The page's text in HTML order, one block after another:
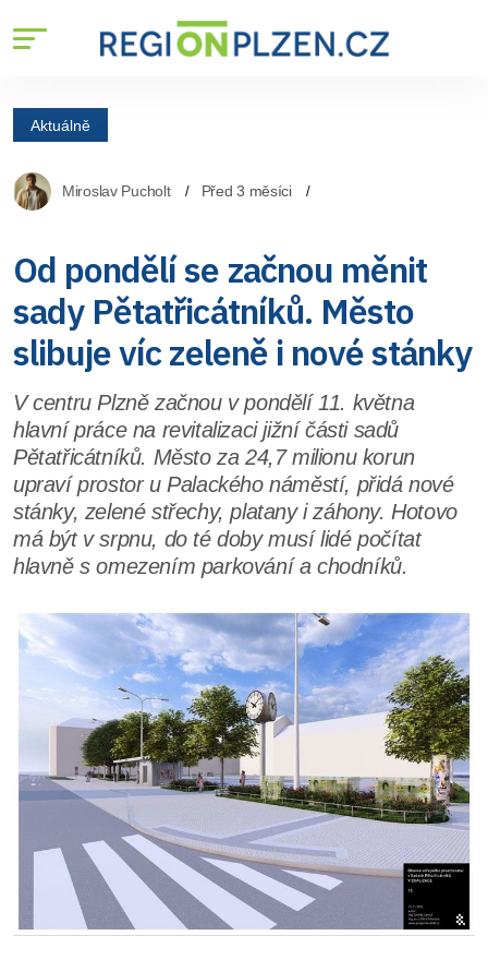
Aktuálně
Miroslav Pucholt Před 3 měsíci
Od pondělí se začnou měnit
sady Pětatřicátníků. Město
slibuje víc zeleně i nové stánky
V centru Plzně začnou v pondělí 11. května
hlavní práce na revitalizaci jižní části sadů
Pětatřicátníků. Město za 24,7 milionu korun
upraví prostor u Palackého náměstí, přidá nové
stánky, zelené střechy, platany i záhony. Hotovo
má být v srpnu, do té doby musí lidé počítat
hlavně s omezením parkování a chodníků.